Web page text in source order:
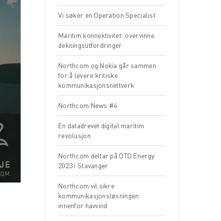
Vi søker en Operation Specialist
Maritim konnektivitet: overvinne
dekningsutfordringer
Northcom og Nokia går sammen
for å levere kritiske
kommunikasjonsnettverk
Northcom News #4
En datadrevet digital maritim
revolusjon
Northcom deltar på OTD Energy
2023 i Stavanger
Northcom vil sikre
kommunikasjonsløsningen
innenfor havvind